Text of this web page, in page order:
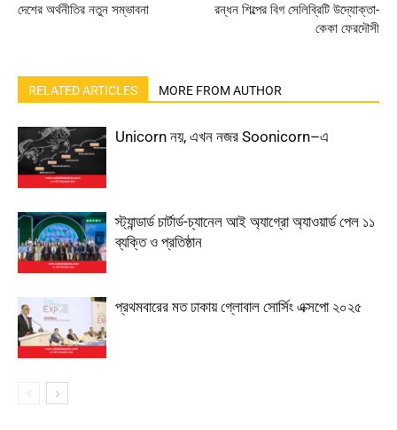
দেশের অর্থনীতির নতুন সম্ভাবনা
রন্ধন শিল্পের বিগ সেলিব্রিটি উদ্যোক্তা-
কেকা ফেরদৌসী
RELATED ARTICLES MORE FROM AUTHOR
Unicorn নয়, এখন নজর Soonicorn–এ
স্ট্যান্ডার্ড চার্টার্ড-চ্যানেল আই অ্যাগ্রো অ্যাওয়ার্ড পেল ১১
ব্যক্তি ও প্রতিষ্ঠান
প্রথমবারের মত ঢাকায় গ্লোবাল সোর্সিং এক্সপো ২০২৫